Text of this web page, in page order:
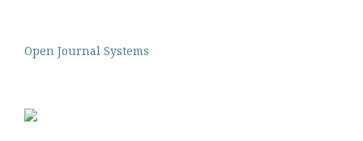
Open Journal Systems